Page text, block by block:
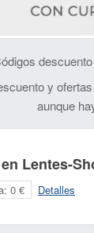
y
aunque
Lentes-
0 € Detalles